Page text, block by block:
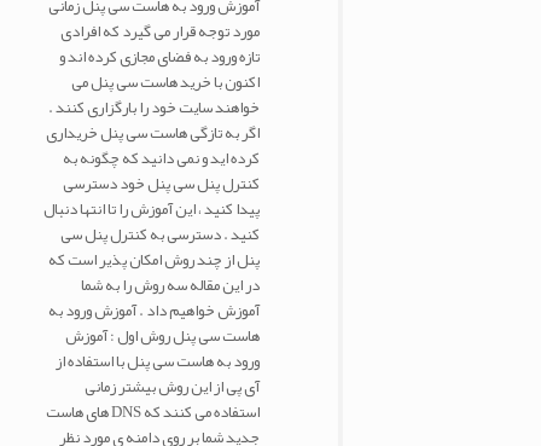
آموزش ورود به هاست سی پنل زمانی
مورد توجه قرار می گیرد که افرادی
تازه ورود به فضای مجازی کرده اند و
اکنون با خرید هاست سی پنل می
خواهند سایت خود را بارگزاری کنند .
اگر به تازگی هاست سی پنل خریداری
کرده اید و نمی دانید که چگونه به
کنترل پنل سی پنل خود دسترسی
پیدا کنید ، این آموزش را تا انتها دنبال
کنید . دسترسی به کنترل پنل سی
پنل از چند روش امکان پذیر است که
در این مقاله سه روش را به شما
آموزش خواهیم داد . آموزش ورود به
هاست سی پنل روش اول : آموزش
ورود به هاست سی پنل با استفاده از
آی پی از این روش بیشتر زمانی
استفاده می کنند که DNS های هاست
جدید شما بر روی دامنه ی مورد نظر